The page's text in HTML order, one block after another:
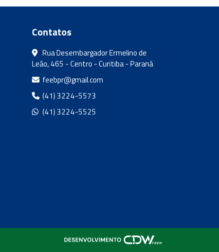
Contatos
Rua Desembargador Ermelino de
Leão, 465 - Centro - Curitiba - Paraná
feebpr@gmail.com
(41) 3224-5573
(41) 3224-5525